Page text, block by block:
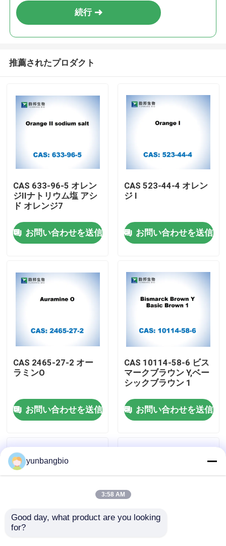
プロダクト
工場旅行
私達に連絡しなさい
ニュース
場合
続行
推薦されたプロダクト
CAS 633-96-5 オレン
ジIIナトリウム塩 アシ
ド オレンジ7
お問い合わせを送信
CAS 523-44-4 オレン
ジ I
お問い合わせを送信
CAS 2465-27-2 オー
ラミンO
お問い合わせを送信
CAS 10114-58-6 ビス
マークブラウン Y,ベー
シックブラウン 1
お問い合わせを送信
yunbangbio
3:58 AM
Good day, what product are you looking
for?